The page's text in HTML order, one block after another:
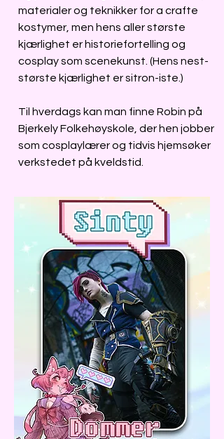
materialer og teknikker for a crafte
kostymer, men hens aller største
kjærlighet er historiefortelling og
cosplay som scenekunst. (Hens nest-
største kjærlighet er sitron-iste.)
Til hverdags kan man finne Robin på
Bjerkely Folkehøyskole, der hen jobber
som cosplaylærer og tidvis hjemsøker
verkstedet på kveldstid.